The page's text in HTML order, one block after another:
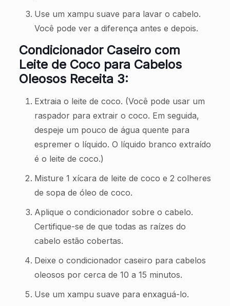
Use um xampu suave para lavar o cabelo.
Você pode ver a diferença antes e depois.
Condicionador Caseiro com
Leite de Coco para Cabelos
Oleosos Receita 3:
Extraia o leite de coco. (Você pode usar um
raspador para extrair o coco. Em seguida,
despeje um pouco de água quente para
espremer o líquido. O líquido branco extraído
é o leite de coco.)
Misture 1 xícara de leite de coco e 2 colheres
de sopa de óleo de coco.
Aplique o condicionador sobre o cabelo.
Certifique-se de que todas as raízes do
cabelo estão cobertas.
Deixe o condicionador caseiro para cabelos
oleosos por cerca de 10 a 15 minutos.
Use um xampu suave para enxaguá-lo.